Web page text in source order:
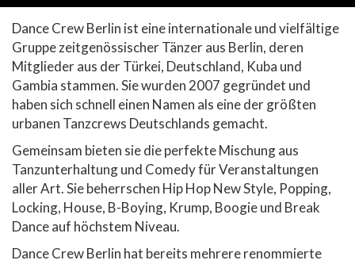
Dance Crew Berlin ist eine internationale und vielfältige
Gruppe zeitgenössischer Tänzer aus Berlin, deren
Mitglieder aus der Türkei, Deutschland, Kuba und
Gambia stammen. Sie wurden 2007 gegründet und
haben sich schnell einen Namen als eine der größten
urbanen Tanzcrews Deutschlands gemacht.
Gemeinsam bieten sie die perfekte Mischung aus
Tanzunterhaltung und Comedy für Veranstaltungen
aller Art. Sie beherrschen Hip Hop New Style, Popping,
Locking, House, B-Boying, Krump, Boogie und Break
Dance auf höchstem Niveau.
Dance Crew Berlin hat bereits mehrere renommierte